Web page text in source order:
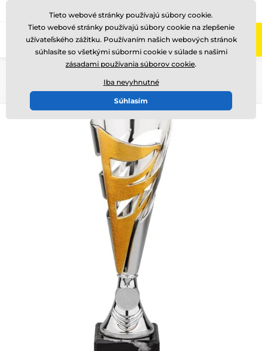
Zavolajte nám (Po-Pi 8-17) +421220255160
Tieto webové stránky používajú súbory cookie.
Tieto webové stránky používajú súbory cookie na zlepšenie
užívateľského zážitku. Používaním našich webových stránok
súhlasíte so všetkými súbormi cookie v súlade s našimi
zásadami používania súborov cookie.
Iba nevyhnutné
Súhlasím